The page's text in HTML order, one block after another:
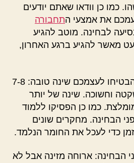
כמו כן וודאו שאתם יודעים
את אמצעי התחבורה
לבחינה. מוטב להגיע
מאשר להגיע ברגע האחרון,
בלילה שלפני המבחן הבטיחו לעצמכם שינה טובה: 7-8
וחשוכה. שינה של יותר
כמו כן הפסיקו ללמוד
הבחינה. מחקרים שונים
כדי לעכל את החומר הנלמד.
הבחינה: ארוחה מזינה אבל לא